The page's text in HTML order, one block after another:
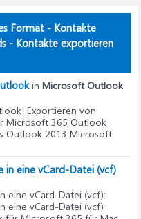
Format - Kontakte
- Kontakte exportieren
in Microsoft Outlook
: Exportieren von
Microsoft 365 Outlook
Outlook 2013 Microsoft
in eine vCard-Datei (vcf)
eine vCard-Datei (vcf):
eine vCard-Datei (vcf)